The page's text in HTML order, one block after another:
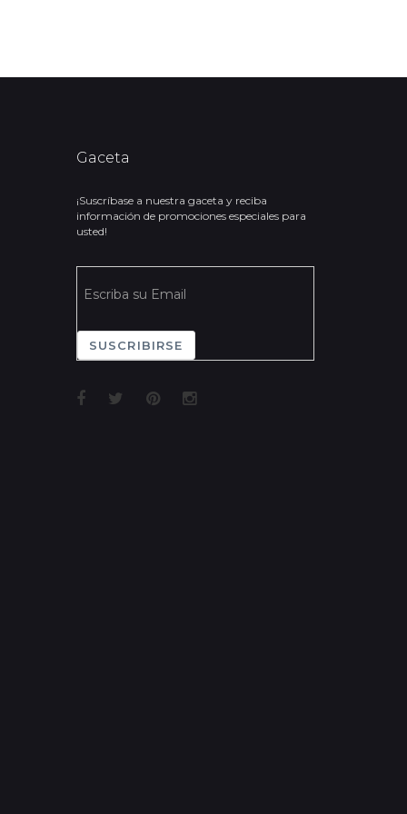
Gaceta
¡Suscríbase a nuestra gaceta y reciba
información de promociones especiales para
usted!
SUSCRIBIRSE